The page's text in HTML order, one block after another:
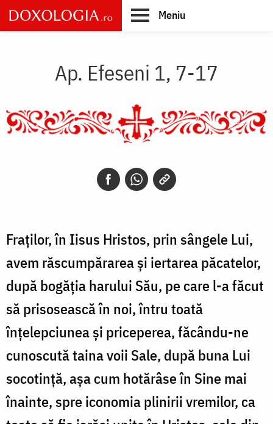
Skip
to
main
Meniu
Ap. Efeseni 1, 7-17
Fraților, în Iisus Hristos, prin sângele Lui,
avem răscumpărarea și iertarea păcatelor,
după bogăția harului Său, pe care l-a făcut
să prisosească în noi, întru toată
înțelepciunea și priceperea, făcându-ne
cunoscută taina voii Sale, după buna Lui
socotință, așa cum hotărâse în Sine mai
înainte, spre iconomia plinirii vremilor, ca